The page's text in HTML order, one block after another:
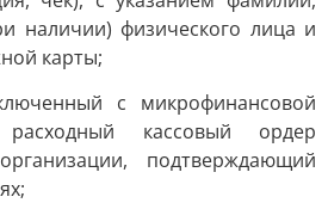
наличии) физического лица и
карты;
с микрофинансовой
кассовый ордер
подтверждающий